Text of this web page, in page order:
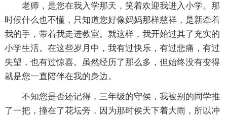
老师，是您在我入学那天，笑着欢迎我进入小学。那
时候什么也不懂，只知道您好像妈妈那样慈祥，是新牵着
我的手，带着我走进教室。就这样，我开始过其了充实的
小学生活。在这些岁月中，我有过快乐，有过悲痛，有过
失望，也有过惊喜。虽然经历了那么多，但始终没有变得
就是您一直陪伴在我的身边。
不知您是否还记得，三年级的守侯，我被别的同学推
了一把，撞在了花坛旁，因为那时侯天下着大雨，所以冲